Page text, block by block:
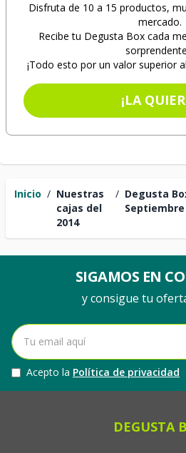
Inicio / Nuestras
cajas del
2014
/ Degusta
Septiembre
Disfruta de 10 a 15 productos,
mercado.
Recibe tu Degusta Box cada
¡Todo esto por un valor superior
¡LA
SIGAMOS EN
y consigue tu
Acepto la Política de privacidad
DEGUSTA